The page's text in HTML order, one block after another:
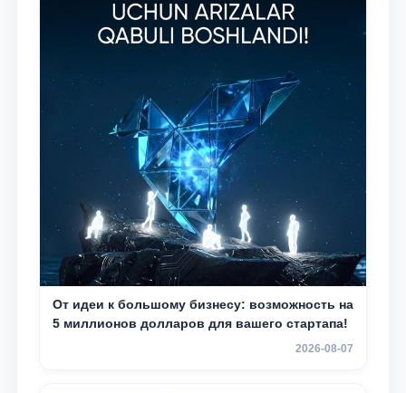
От идеи к большому бизнесу: возможность на
5 миллионов долларов для вашего стартапа!
2026-08-07